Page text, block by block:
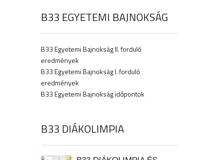
B33 EGYETEMI BAJNOKSÁG
B33 Egyetemi Bajnokság II. forduló
eredmények
B33 Egyetemi Bajnokság I. forduló
eredmények
B33 Egyetemi Bajnokság időpontok
B33 DIÁKOLIMPIA